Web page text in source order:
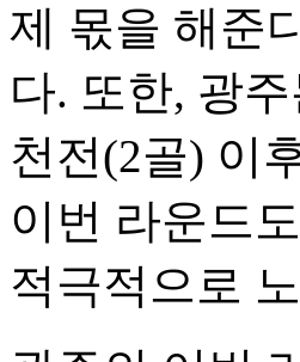
제 몫을 해준
다. 또한, 광
천전(2골) 이
이번 라운드
적극적으로